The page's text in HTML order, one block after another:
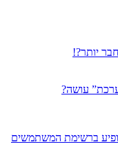
יותר?!
עושה?
ברשימת המשתמשים